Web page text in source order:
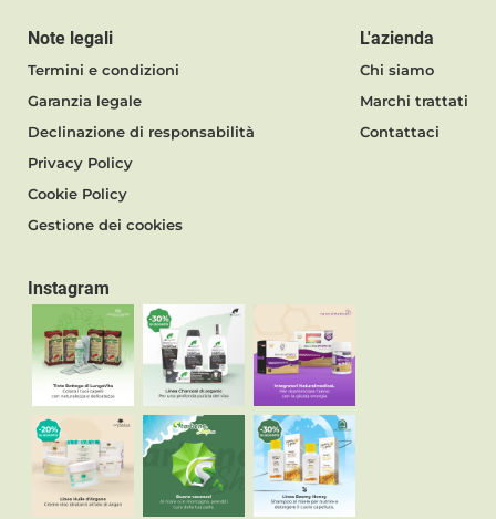
Note legali
Termini e condizioni
Garanzia legale
Declinazione di responsabilità
Privacy Policy
Cookie Policy
Gestione dei cookies
L'azienda
Chi siamo
Marchi trattati
Contattaci
Instagram